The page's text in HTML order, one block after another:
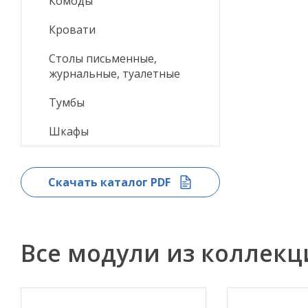
Кровати
Столы письменные,
журнальные, туалетные
Тумбы
Шкафы
Скачать каталог PDF
Все модули из